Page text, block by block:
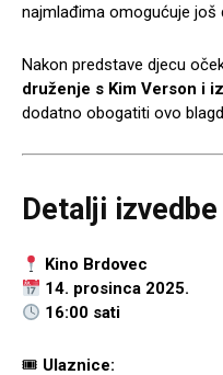
najmlađima omogućuje još
Nakon predstave djecu
druženje s Kim Verson i
dodatno obogatiti ovo
Detalji izvedbe
Kino Brdovec
14. prosinca 2025.
16:00 sati
🎟 Ulaznice: